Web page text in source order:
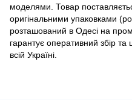
моделями. Товар
оригінальними упаковками
розташований в Одесі на
гарантує оперативний збір
всій Україні.